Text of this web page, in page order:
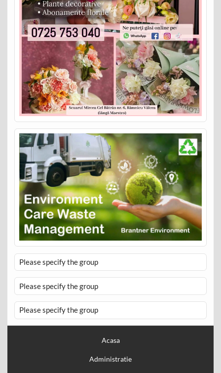
Please specify the group
Please specify the group
Please specify the group
Acasa
Administratie